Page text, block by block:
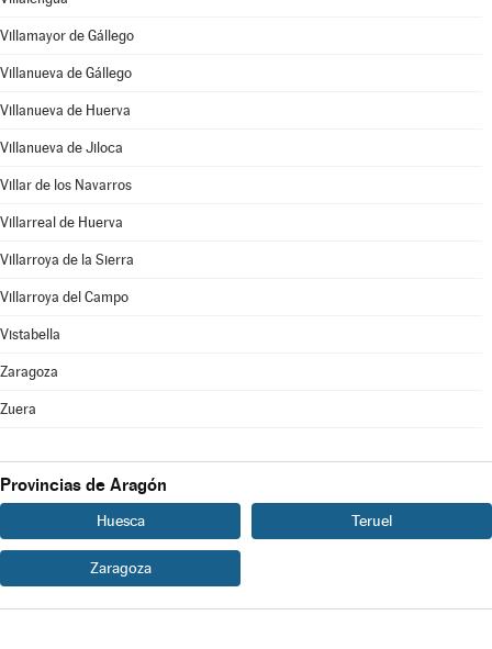
Villamayor de Gállego
Villanueva de Gállego
Villanueva de Huerva
Villanueva de Jiloca
Villar de los Navarros
Villarreal de Huerva
Villarroya de la Sierra
Villarroya del Campo
Vistabella
Zaragoza
Zuera
Provincias de Aragón
Huesca Teruel
Zaragoza